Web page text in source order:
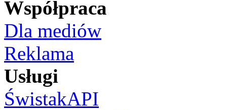
Współpraca
Dla mediów
Reklama
Usługi
ŚwistakAPI